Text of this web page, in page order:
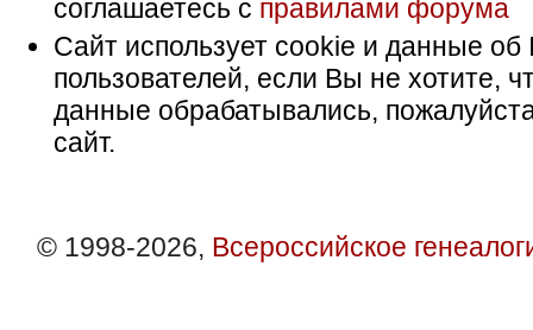
соглашаетесь с правилами форума
Сайт использует cookie и данные об
пользователей, если Вы не хотите,
данные обрабатывались,
сайт.
© 1998-2026, Всероссийское